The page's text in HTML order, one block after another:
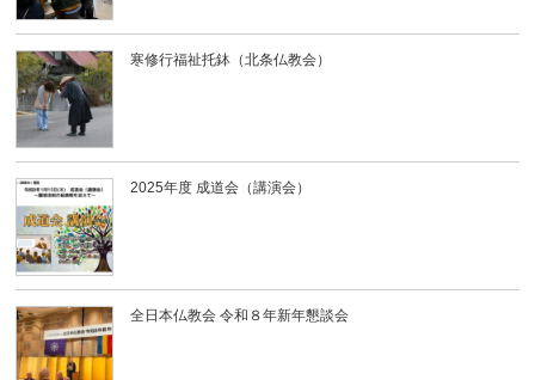
寒修行福祉托鉢（北条仏教会）
2025年度 成道会（講演会）
全日本仏教会 令和８年新年懇談会